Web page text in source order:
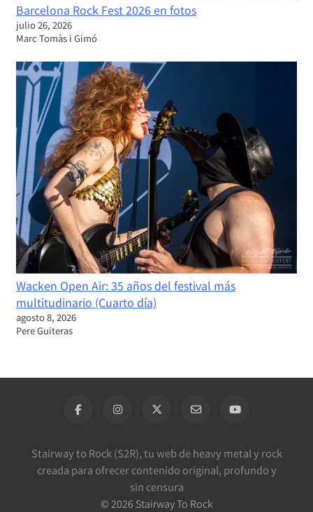
Barcelona Rock Fest 2026 en fotos
julio 26, 2026
Marc Tomàs i Gimó
Wacken Open Air: 35 años del festival más
multitudinario (Cuarto día)
agosto 8, 2026
Pere Guiteras
Stairway to Rock (S2R), tu web de heavy metal y rock
creada para ofrecer contenido original, profundo y
sin censura
© 2026 Stairway To Rock